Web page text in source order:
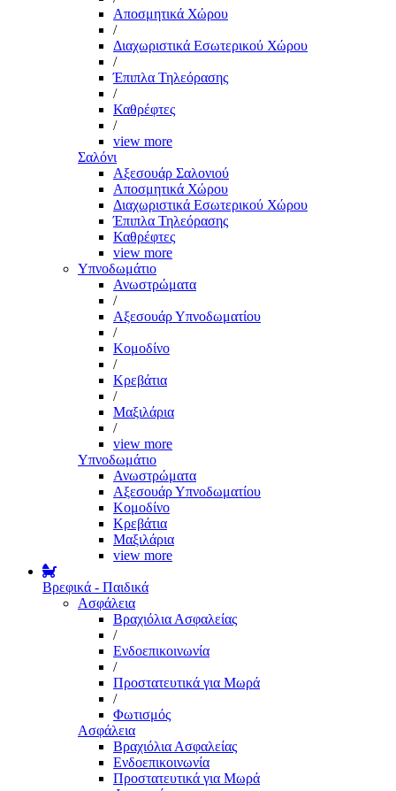
Αποσμητικά Χώρου
/
Διαχωριστικά Εσωτερικού Χώρου
/
Έπιπλα Τηλεόρασης
/
Καθρέφτες
/
view more
Σαλόνι
Αξεσουάρ Σαλονιού
Αποσμητικά Χώρου
Διαχωριστικά Εσωτερικού Χώρου
Έπιπλα Τηλεόρασης
Καθρέφτες
view more
Υπνοδωμάτιο
Ανωστρώματα
/
Αξεσουάρ Υπνοδωματίου
/
Κομοδίνο
/
Κρεβάτια
/
Μαξιλάρια
/
view more
Υπνοδωμάτιο
Ανωστρώματα
Αξεσουάρ Υπνοδωματίου
Κομοδίνο
Κρεβάτια
Μαξιλάρια
view more
Βρεφικά - Παιδικά
Ασφάλεια
Βραχιόλια Ασφαλείας
/
Ενδοεπικοινωνία
/
Προστατευτικά για Μωρά
/
Φωτισμός
Ασφάλεια
Βραχιόλια Ασφαλείας
Ενδοεπικοινωνία
Προστατευτικά για Μωρά